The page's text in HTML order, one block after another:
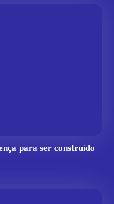
para ser construído